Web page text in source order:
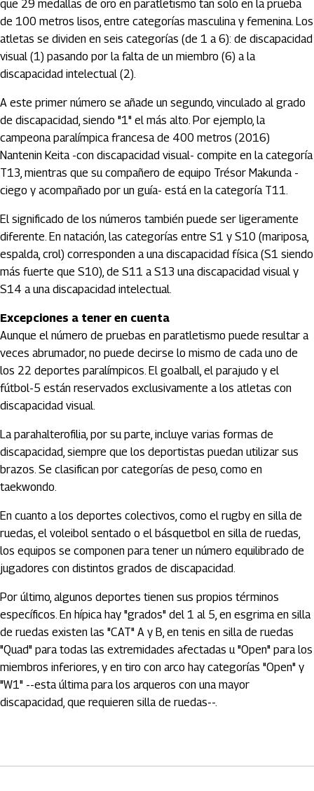
que 29 medallas de oro en paratletismo tan solo en la prueba
de 100 metros lisos, entre categorías masculina y femenina. Los
atletas se dividen en seis categorías (de 1 a 6): de discapacidad
visual (1) pasando por la falta de un miembro (6) a la
discapacidad intelectual (2).
A este primer número se añade un segundo, vinculado al grado
de discapacidad, siendo "1" el más alto. Por ejemplo, la
campeona paralímpica francesa de 400 metros (2016)
Nantenin Keita -con discapacidad visual- compite en la categoría
T13, mientras que su compañero de equipo Trésor Makunda -
ciego y acompañado por un guía- está en la categoría T11.
El significado de los números también puede ser ligeramente
diferente. En natación, las categorías entre S1 y S10 (mariposa,
espalda, crol) corresponden a una discapacidad física (S1 siendo
más fuerte que S10), de S11 a S13 una discapacidad visual y
S14 a una discapacidad intelectual.
Excepciones a tener en cuenta
Aunque el número de pruebas en paratletismo puede resultar a
veces abrumador, no puede decirse lo mismo de cada uno de
los 22 deportes paralímpicos. El goalball, el parajudo y el
fútbol-5 están reservados exclusivamente a los atletas con
discapacidad visual.
La parahalterofilia, por su parte, incluye varias formas de
discapacidad, siempre que los deportistas puedan utilizar sus
brazos. Se clasifican por categorías de peso, como en
taekwondo.
En cuanto a los deportes colectivos, como el rugby en silla de
ruedas, el voleibol sentado o el básquetbol en silla de ruedas,
los equipos se componen para tener un número equilibrado de
jugadores con distintos grados de discapacidad.
Por último, algunos deportes tienen sus propios términos
específicos. En hípica hay "grados" del 1 al 5, en esgrima en silla
de ruedas existen las "CAT" A y B, en tenis en silla de ruedas
"Quad" para todas las extremidades afectadas u "Open" para los
miembros inferiores, y en tiro con arco hay categorías "Open" y
"W1" --esta última para los arqueros con una mayor
discapacidad, que requieren silla de ruedas--.